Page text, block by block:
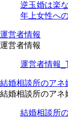
逆玉婚は楽
年上女性へ
運営者情報
運営者情報
運営者情報
結婚相談所のアネ
結婚相談所のアネ
結婚相談所